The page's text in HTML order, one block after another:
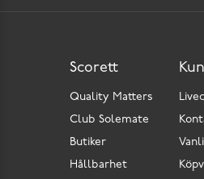
Scorett
Quality Matters
Club Solemate
Butiker
Hållbarhet